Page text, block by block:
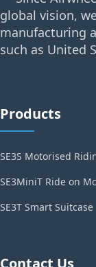
global vision,
manufacturing
such as United
Products
SE3S Motorised
SE3MiniT Ride on
SE3T Smart Suitcase